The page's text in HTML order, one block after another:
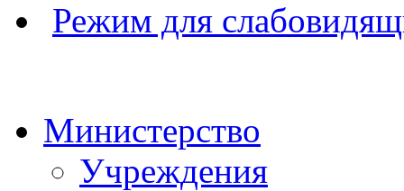
Режим для
Министерство
Учреждения